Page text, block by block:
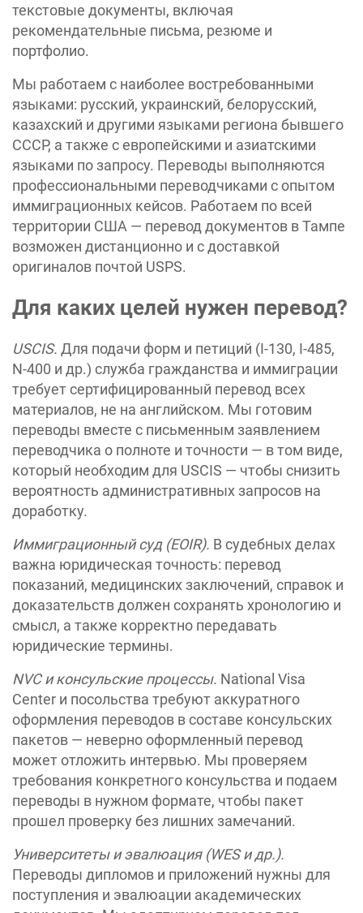
текстовые документы, включая
рекомендательные письма, резюме и
портфолио.
Мы работаем с наиболее востребованными
языками: русский, украинский, белорусский,
казахский и другими языками региона бывшего
СССР, а также с европейскими и азиатскими
языками по запросу. Переводы выполняются
профессиональными переводчиками с опытом
иммиграционных кейсов. Работаем по всей
территории США — перевод документов в Тампе
возможен дистанционно и с доставкой
оригиналов почтой USPS.
Для каких целей нужен перевод?
USCIS. Для подачи форм и петиций (I-130, I-485,
N-400 и др.) служба гражданства и иммиграции
требует сертифицированный перевод всех
материалов, не на английском. Мы готовим
переводы вместе с письменным заявлением
переводчика о полноте и точности — в том виде,
который необходим для USCIS — чтобы снизить
вероятность административных запросов на
доработку.
Иммиграционный суд (EOIR). В судебных делах
важна юридическая точность: перевод
показаний, медицинских заключений, справок и
доказательств должен сохранять хронологию и
смысл, а также корректно передавать
юридические термины.
NVC и консульские процессы. National Visa
Center и посольства требуют аккуратного
оформления переводов в составе консульских
пакетов — неверно оформленный перевод
может отложить интервью. Мы проверяем
требования конкретного консульства и подаем
переводы в нужном формате, чтобы пакет
прошел проверку без лишних замечаний.
Университеты и эвалюация (WES и др.).
Переводы дипломов и приложений нужны для
поступления и эвалюации академических